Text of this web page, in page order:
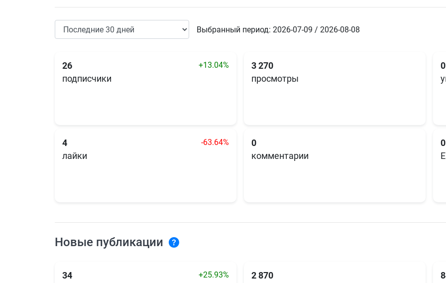
Выбранный период: 2026-07-09 / 2026-08-08
26 +13.04%
подписчики
3 270
просмотры
0
4 -63.64%
лайки
0
комментарии
Новые публикации
34 +25.93%
2 870